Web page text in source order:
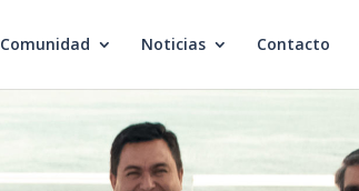
Comunidad Noticias Contacto